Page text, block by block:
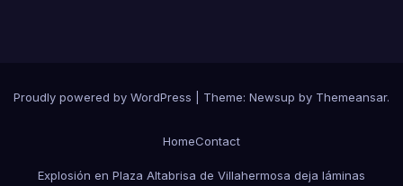
Proudly powered by WordPress Theme: Newsup by Themeansar.
HomeContact
Explosión en Plaza Altabrisa de Villahermosa deja láminas